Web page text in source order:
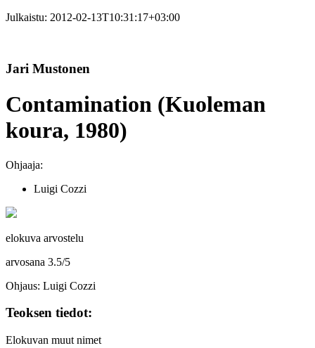
Julkaistu: 2012-02-13T10:31:17+03:00
Jari Mustonen
Contamination (Kuoleman
koura, 1980)
Ohjaaja:
Luigi Cozzi
elokuva arvostelu
arvosana 3.5/5
Ohjaus: Luigi Cozzi
Teoksen tiedot:
Elokuvan muut nimet